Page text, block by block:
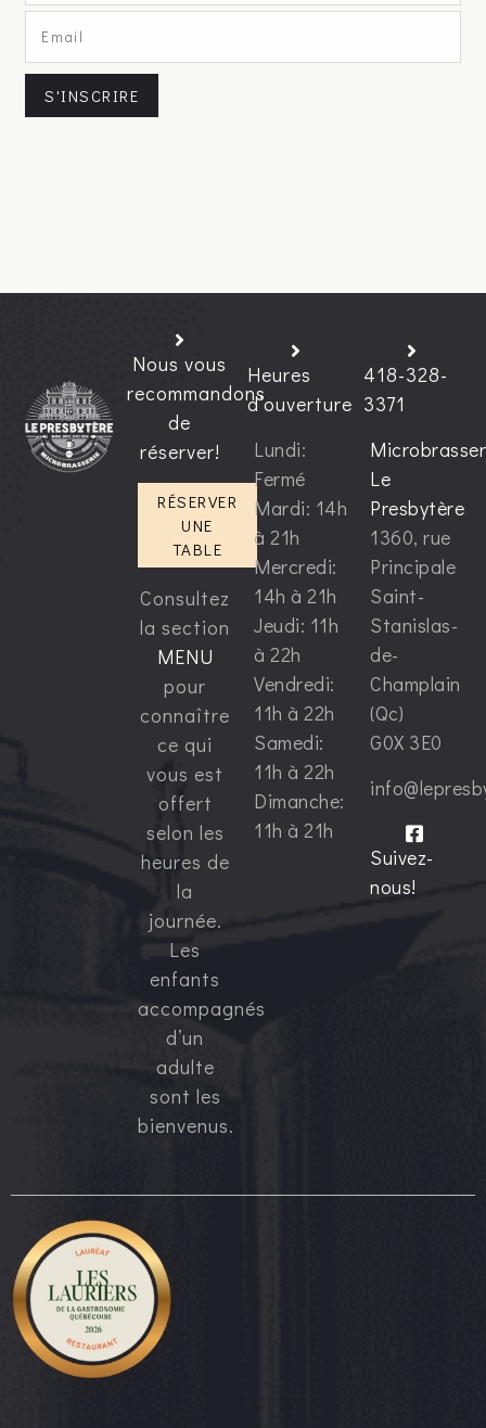
S'INSCRIRE
Nous vous
recommandons
de
réserver!
RÉSERVER
UNE
TABLE
Consultez
la section
MENU
pour
connaître
ce qui
vous est
offert
selon les
heures de
la
journée.
Les
enfants
accompagnés
d’un
adulte
sont les
bienvenus.
Heures
d’ouverture
Lundi:
Fermé
Mardi: 14h
à 21h
Mercredi:
14h à 21h
Jeudi: 11h
à 22h
Vendredi:
11h à 22h
Samedi:
11h à 22h
Dimanche:
11h à 21h
418-328-
3371
Le
Presbytère
1360, rue
Principale
Saint-
Stanislas-
de-
Champlain
(Qc)
G0X 3E0
Suivez-
nous!